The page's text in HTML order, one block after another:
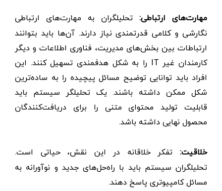
مهارت‌های ارتباطی: تحلیلگران به مهارت‌های ارتباطی
نگارشی و کلامی قدرتمندی نیاز دارند. آن‌ها باید بتوانند
ارتباطات بین بخش‌های مدیریت، فناوری اطلاعات و دیگر
کارمندان غیر IT را به شکل هدفمندی تسهیل کنند. این
افراد باید توانایی توضیح مسائل پیچیده را به ساده‌ترین
شکل ممکن داشته باشند. یک تحلیلگر سیستم باید
قابلیت تولید محتوای متنی را برای دریافت‌کنندگان
محصول نهایی داشته باشد.
خلاقیت: تفکر خلاقانه در این نقش، حیاتی است.
تحلیلگران سیستم باید با راه‌حل‌های جدید و نوآورانه به
مسائل کامپیوتری پاسخ دهند.